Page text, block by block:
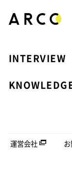
INTERVIEW
運営会社